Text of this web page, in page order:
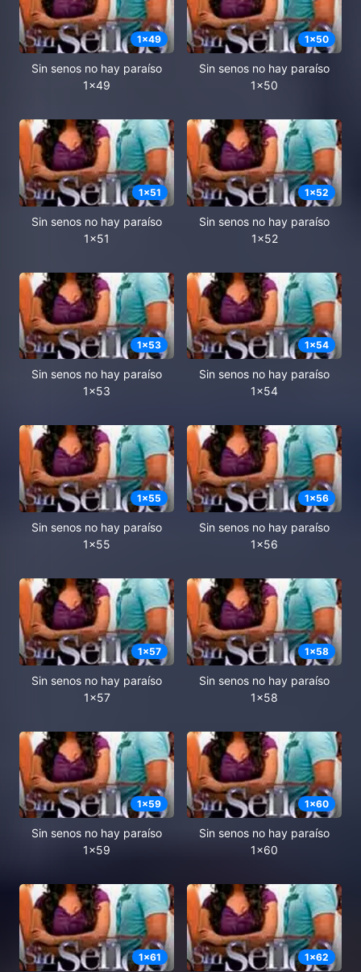
1x49
Sin senos no hay paraíso
1x49
1x50
Sin senos no hay paraíso
1x50
1x51
Sin senos no hay paraíso
1x51
1x52
Sin senos no hay paraíso
1x52
1x53
Sin senos no hay paraíso
1x53
1x54
Sin senos no hay paraíso
1x54
1x55
Sin senos no hay paraíso
1x55
1x56
Sin senos no hay paraíso
1x56
1x57
Sin senos no hay paraíso
1x57
1x58
Sin senos no hay paraíso
1x58
1x59
Sin senos no hay paraíso
1x59
1x60
Sin senos no hay paraíso
1x60
1x61 1x62